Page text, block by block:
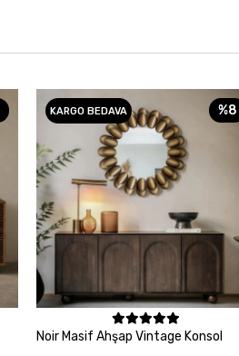
KARGO BEDAVA %8
Sepete Ekle
Noir Masif Ahşap Vintage Konsol